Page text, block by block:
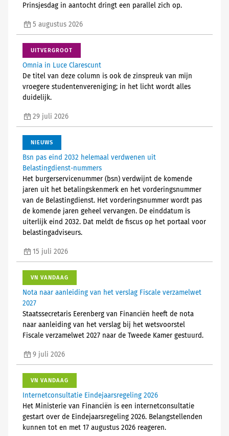
Prinsjesdag in aantocht dringt een parallel zich op.
5 augustus 2026
UITVERGROOT
Omnia in Luce Clarescunt
De titel van deze column is ook de zinspreuk van mijn
vroegere studentenvereniging; in het licht wordt alles
duidelijk.
29 juli 2026
NIEUWS
Bsn pas eind 2032 helemaal verdwenen uit
Belastingdienst-nummers
Het burgerservicenummer (bsn) verdwijnt de komende
jaren uit het betalingskenmerk en het vorderingsnummer
van de Belastingdienst. Het vorderingsnummer wordt pas
de komende jaren geheel vervangen. De einddatum is
uiterlijk eind 2032. Dat meldt de fiscus op het portaal voor
belastingadviseurs.
15 juli 2026
VN VANDAAG
Nota naar aanleiding van het verslag Fiscale verzamelwet
2027
Staatssecretaris Eerenberg van Financiën heeft de nota
naar aanleiding van het verslag bij het wetsvoorstel
Fiscale verzamelwet 2027 naar de Tweede Kamer gestuurd.
9 juli 2026
VN VANDAAG
Internetconsultatie Eindejaarsregeling 2026
Het Ministerie van Financiën is een internetconsultatie
gestart over de Eindejaarsregeling 2026. Belangstellenden
kunnen tot en met 17 augustus 2026 reageren.